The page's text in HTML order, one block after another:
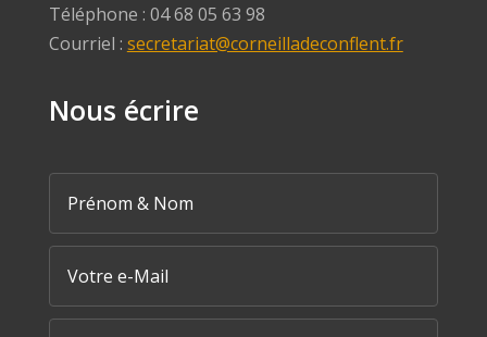
Téléphone : 04 68 05 63 98
Courriel : secretariat@corneilladeconflent.fr
Nous écrire